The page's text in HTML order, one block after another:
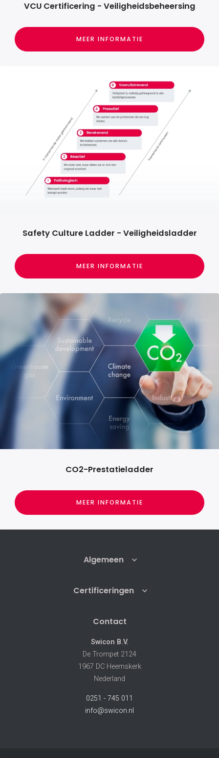
VCU Certificering - Veiligheidsbeheersing
MEER INFORMATIE
Safety Culture Ladder - Veiligheidsladder
MEER INFORMATIE
CO2-Prestatieladder
MEER INFORMATIE
Algemeen
Certificeringen
Contact
Swicon B.V.
De Trompet 2124
1967 DC Heemskerk
Nederland
0251 - 745 011
info@swicon.nl